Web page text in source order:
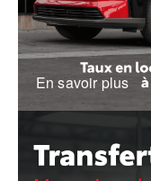
En savoir plus